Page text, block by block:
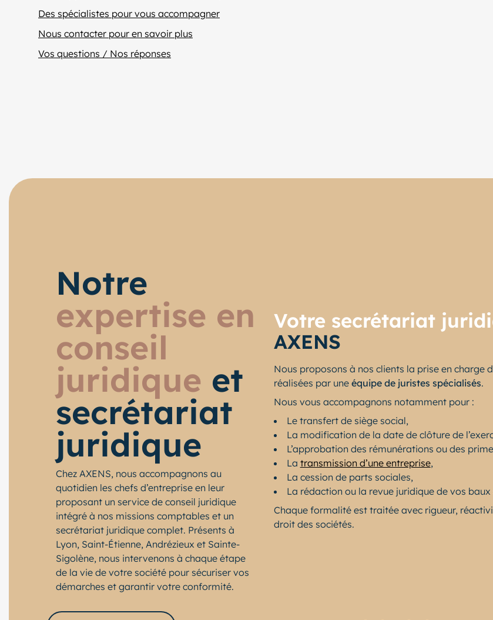
Des spécialistes pour vous accompagner
Nous contacter pour en savoir plus
Vos questions / Nos réponses
Notre
expertise en
conseil
juridique et
secrétariat
juridique
Chez AXENS, nous accompagnons au
quotidien les chefs d’entreprise en leur
proposant un service de conseil juridique
intégré à nos missions comptables et un
secrétariat juridique complet. Présents à
Lyon, Saint-Étienne, Andrézieux et Sainte-
Sigolène, nous intervenons à chaque étape
de la vie de votre société pour sécuriser vos
démarches et garantir votre conformité.
Votre secrétariat
AXENS
Nous proposons à nos clients la prise en charge
réalisées par une équipe de juristes spécialisés.
Nous vous accompagnons notamment pour :
Le transfert de siège social,
La modification de la date de clôture de
L’approbation des rémunérations ou des
La transmission d’une entreprise,
La cession de parts sociales,
La rédaction ou la revue juridique de vos
Chaque formalité est traitée avec rigueur,
droit des sociétés.